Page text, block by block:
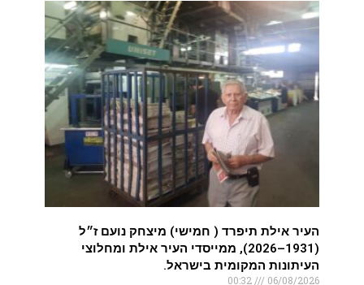
העיר אילת תיפרד ( חמישי) מיצחק נועם ז״ל
(1931–2026), ממייסדי העיר אילת ומחלוצי
העיתונות המקומית בישראל.
06/08/2026